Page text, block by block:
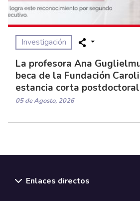
Investigación
La profesora Ana
beca de la Fundación
estancia corta postdoctoral
05 de Agosto, 2026
Enlaces directos